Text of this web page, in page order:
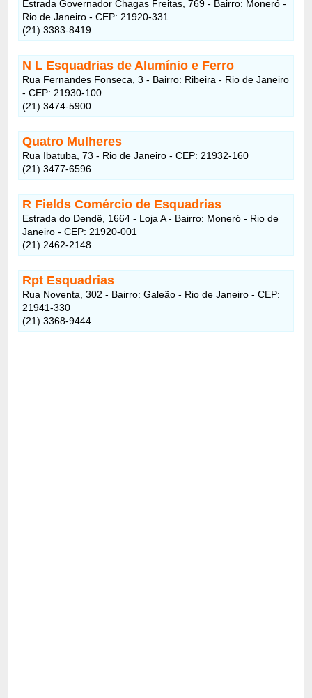
Estrada Governador Chagas Freitas, 769 - Bairro: Moneró -
Rio de Janeiro - CEP: 21920-331
(21) 3383-8419
N L Esquadrias de Alumínio e Ferro
Rua Fernandes Fonseca, 3 - Bairro: Ribeira - Rio de Janeiro
- CEP: 21930-100
(21) 3474-5900
Quatro Mulheres
Rua Ibatuba, 73 - Rio de Janeiro - CEP: 21932-160
(21) 3477-6596
R Fields Comércio de Esquadrias
Estrada do Dendê, 1664 - Loja A - Bairro: Moneró - Rio de
Janeiro - CEP: 21920-001
(21) 2462-2148
Rpt Esquadrias
Rua Noventa, 302 - Bairro: Galeão - Rio de Janeiro - CEP:
21941-330
(21) 3368-9444